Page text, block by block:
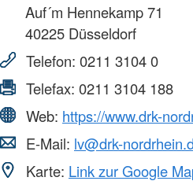
Auf´m Hennekamp 71
40225 Düsseldorf
Telefon: 0211 3104 0
Telefax: 0211 3104 188
Web: https://www.drk-
E-Mail: lv@drk-
Karte: Link zur Google